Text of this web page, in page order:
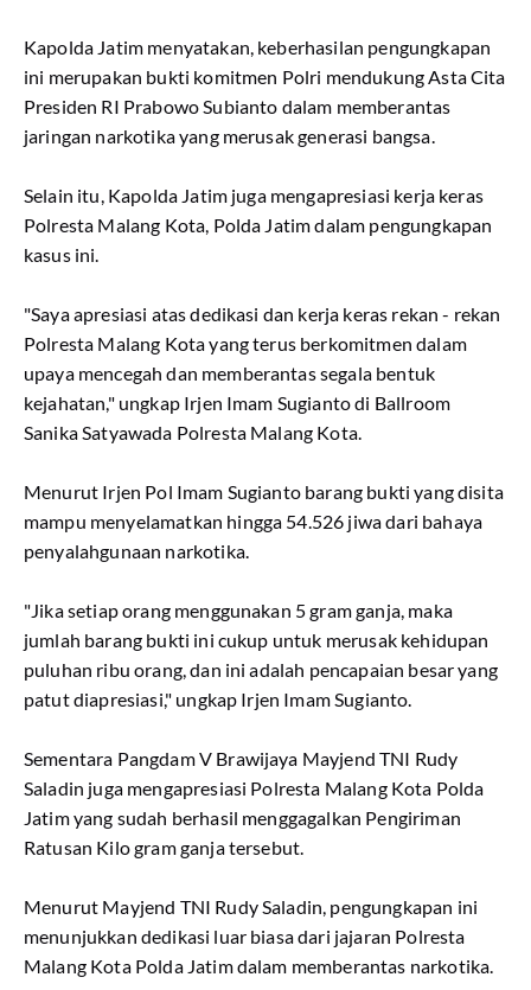
Kapolda Jatim menyatakan, keberhasilan pengungkapan
ini merupakan bukti komitmen Polri mendukung Asta Cita
Presiden RI Prabowo Subianto dalam memberantas
jaringan narkotika yang merusak generasi bangsa.
Selain itu, Kapolda Jatim juga mengapresiasi kerja keras
Polresta Malang Kota, Polda Jatim dalam pengungkapan
kasus ini.
"Saya apresiasi atas dedikasi dan kerja keras rekan - rekan
Polresta Malang Kota yang terus berkomitmen dalam
upaya mencegah dan memberantas segala bentuk
kejahatan," ungkap Irjen Imam Sugianto di Ballroom
Sanika Satyawada Polresta Malang Kota.
Menurut Irjen Pol Imam Sugianto barang bukti yang disita
mampu menyelamatkan hingga 54.526 jiwa dari bahaya
penyalahgunaan narkotika.
"Jika setiap orang menggunakan 5 gram ganja, maka
jumlah barang bukti ini cukup untuk merusak kehidupan
puluhan ribu orang, dan ini adalah pencapaian besar yang
patut diapresiasi," ungkap Irjen Imam Sugianto.
Sementara Pangdam V Brawijaya Mayjend TNI Rudy
Saladin juga mengapresiasi Polresta Malang Kota Polda
Jatim yang sudah berhasil menggagalkan Pengiriman
Ratusan Kilo gram ganja tersebut.
Menurut Mayjend TNI Rudy Saladin, pengungkapan ini
menunjukkan dedikasi luar biasa dari jajaran Polresta
Malang Kota Polda Jatim dalam memberantas narkotika.